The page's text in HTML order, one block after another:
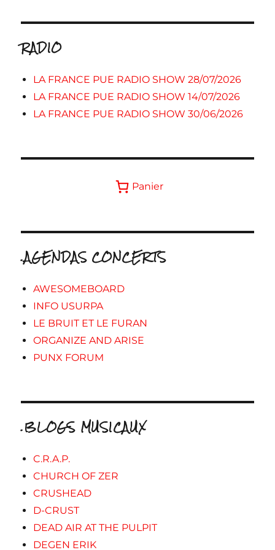
RADIO
LA FRANCE PUE RADIO SHOW 28/07/2026
LA FRANCE PUE RADIO SHOW 14/07/2026
LA FRANCE PUE RADIO SHOW 30/06/2026
Panier
.AGENDAS CONCERTS
AWESOMEBOARD
INFO USURPA
LE BRUIT ET LE FURAN
ORGANIZE AND ARISE
PUNX FORUM
.BLOGS MUSICAUX
C.R.A.P.
CHURCH OF ZER
CRUSHEAD
D-CRUST
DEAD AIR AT THE PULPIT
DEGEN ERIK